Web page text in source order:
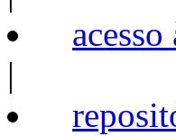
acesso
|